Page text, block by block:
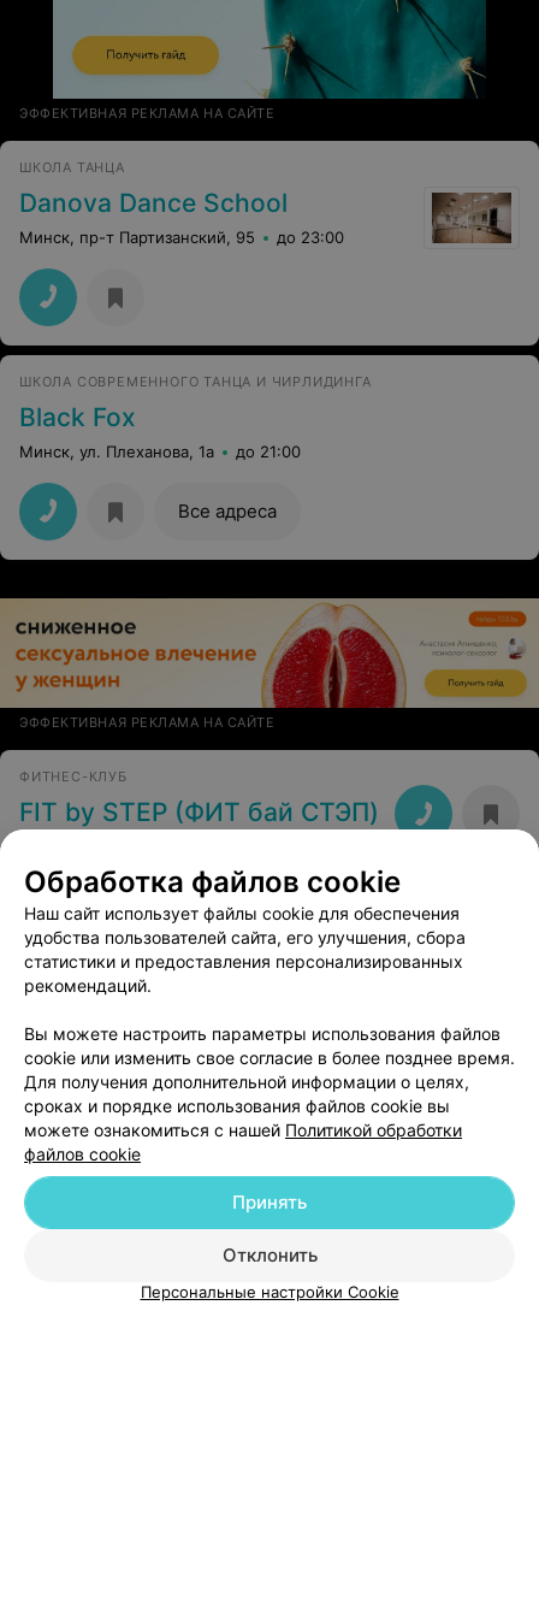
ЭФФЕКТИВНАЯ РЕКЛАМА НА САЙТЕ
ШКОЛА ТАНЦА
Danova Dance School
Минск, пр-т Партизанский, 95 до 23:00
ШКОЛА СОВРЕМЕННОГО ТАНЦА И ЧИРЛИДИНГА
Black Fox
Минск, ул. Плеханова, 1а до 21:00
Все адреса
ЭФФЕКТИВНАЯ РЕКЛАМА НА САЙТЕ
ФИТНЕС-КЛУБ
FIT by STEP (ФИТ бай СТЭП)
Life4Dance
Минск, ул. Народная, 51 до 22:00
Добавить компанию
Добавить специалиста
Обработка файлов cookie
Наш сайт использует файлы cookie для обеспечения
удобства пользователей сайта, его улучшения, сбора
статистики и предоставления персонализированных
рекомендаций.
Вы можете настроить параметры использования файлов
cookie или изменить свое согласие в более позднее время.
Для получения дополнительной информации о целях,
сроках и порядке использования файлов cookie вы
можете ознакомиться с нашей Политикой обработки
файлов cookie
Отклонить
Принять
Персональные настройки Cookie